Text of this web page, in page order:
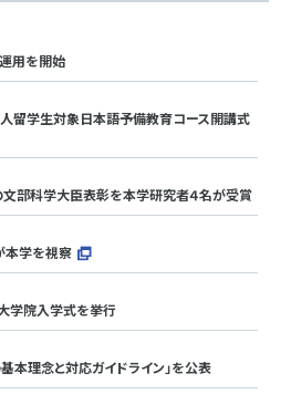
用を開始
留学生対象日本語予備教育コース開講式
部科学大臣表彰を本学研究者４名が受賞
本学を視察
学院入学式を挙行
本理念と対応ガイドライン」を公表